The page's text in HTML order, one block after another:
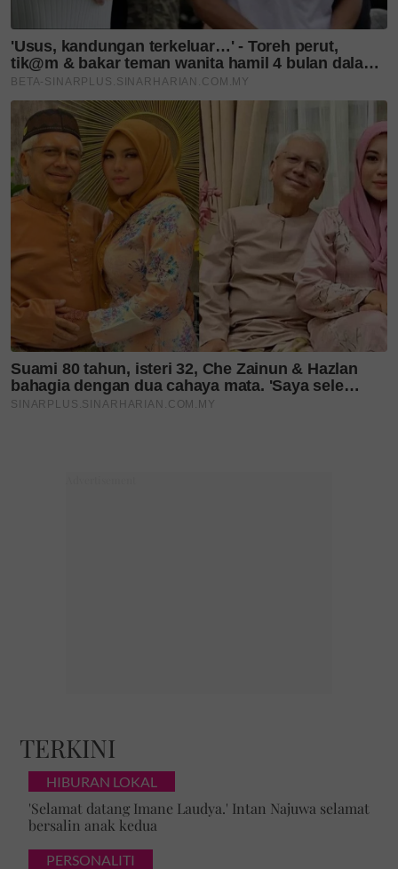
Jangan lupa follow kami
diTwitter,Instagram,Threads,YouTube &
Tiktok
SinarPlus. Join grup Telegram kamiDI SINIuntuk
info dan kisah penuh inspirasi.
Jangan lupa dapatkan promosi
istimewaMAKANAN KUCING TOMKRAF yang kini
sudah berada di 37 cawangan KK Super Mart
terpilih di Shah Alam atau beli secara online di
platform
Shopee Karangkraf Mallsekarang
SinarPlusuntuk info terkini dan bermanfaat!
Jangan lupa follow kami di Facebook,Instagram,Threads
Twitter
YouTube& TikTok . Join grupTelegramkami
DI SINI
untuk info dan kisah penuh inspirasi
Jangan lupa dapatkan promosi istimewa
Teruskan membaca
TERKINI
HIBURAN LOKAL
'Selamat datang Imane Laudya.' Intan Najuwa selamat
bersalin anak kedua
PERSONALITI